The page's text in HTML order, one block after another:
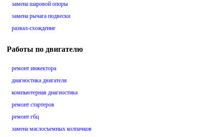
замена шаровой опоры
замена рычага подвески
развал-схождение
Работы по двигателю
ремонт инжектора
диагностика двигателя
компьютерная диагностика
ремонт стартеров
ремонт гбц
замена маслосъемных колпачков